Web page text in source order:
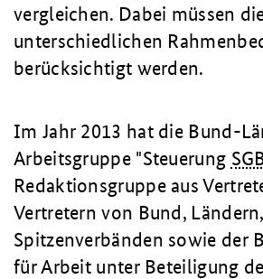
vergleichen. Dabei müssen
unterschiedlichen
berücksichtigt werden.
Im Jahr 2013 hat die Bund-
Arbeitsgruppe "Steuerung
Redaktionsgruppe aus
Vertretern von Bund,
Spitzenverbänden sowie der
für Arbeit unter Beteiligung